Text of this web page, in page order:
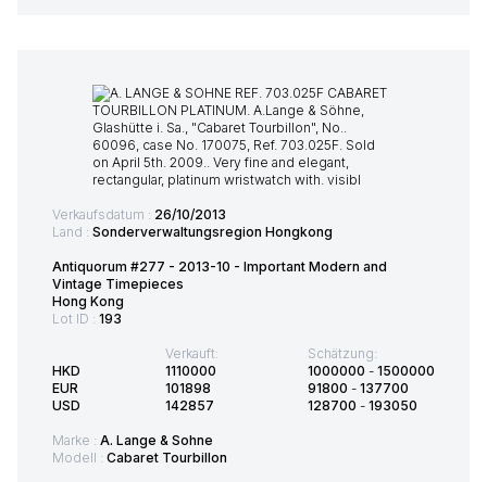
Verkaufsdatum : 26/10/2013
Land : Sonderverwaltungsregion Hongkong
Antiquorum #277 - 2013-10 - Important Modern and
Vintage Timepieces
Hong Kong
Lot ID : 193
HKD
EUR
USD
Verkauft:
1110000
101898
142857
Schätzung:
1000000 - 1500000
91800 - 137700
128700 - 193050
Marke : A. Lange & Sohne
Modell : Cabaret Tourbillon